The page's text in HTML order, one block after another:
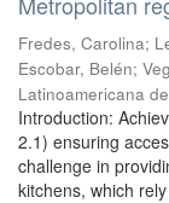
Fredes, Carolina;
Escobar, Belén;
Latinoamericana
Introduction:
2.1) ensuring
challenge in
kitchens, which